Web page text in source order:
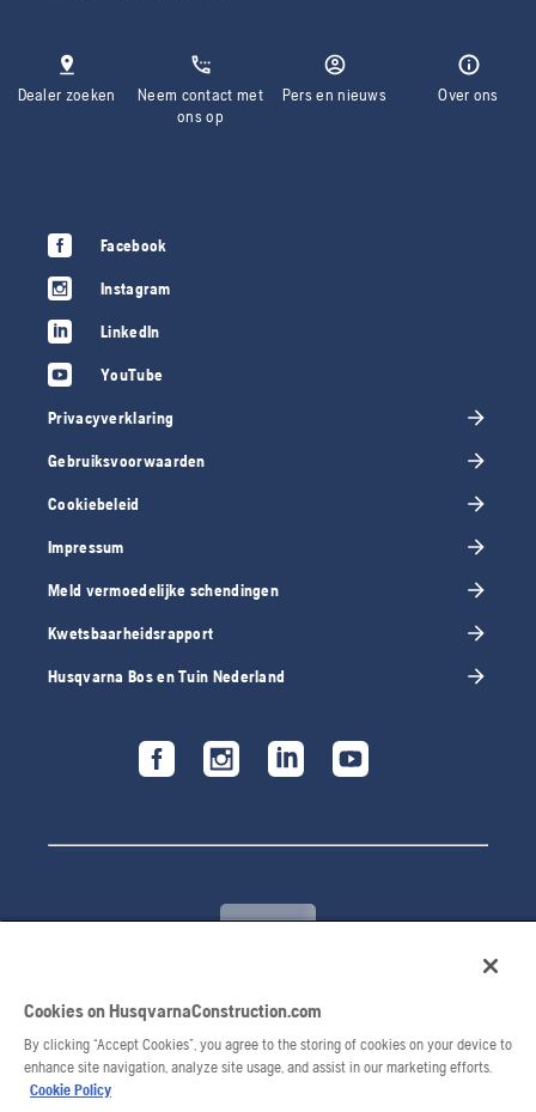
Dealer zoeken
Neem contact met
ons op
Pers en nieuws Over ons
Facebook
Instagram
LinkedIn
YouTube
Privacyverklaring
Gebruiksvoorwaarden
Cookiebeleid
Impressum
Meld vermoedelijke schendingen
Kwetsbaarheidsrapport
Husqvarna Bos en Tuin Nederland
Cookies on HusqvarnaConstruction.com
By clicking “Accept Cookies”, you agree to the storing of cookies on your device to
enhance site navigation, analyze site usage, and assist in our marketing efforts.
Cookie Policy